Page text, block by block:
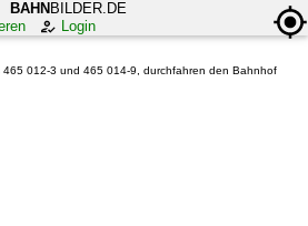
BAHN BILDER.DE
Login
012-3 und 465 014-9, durchfahren den Bahnhof